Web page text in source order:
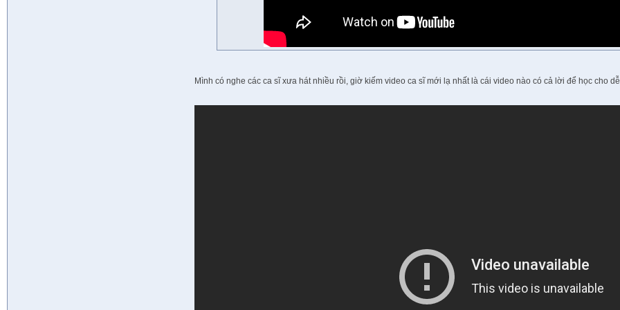
Mình có nghe các ca sĩ xưa hát nhiều rồi, giờ kiếm video ca sĩ mới lạ nhất là cái video nào có cả lời để học cho